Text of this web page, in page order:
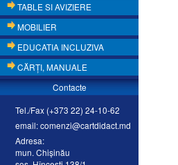
TABLE SI AVIZIERE
MOBILIER
EDUCATIA INCLUZIVA
CĂRŢI, MANUALE
Contacte
Tel./Fax (+373 22) 24-10-62
email: comenzi@cartdidact.md
Adresa:
mun. Chişinău